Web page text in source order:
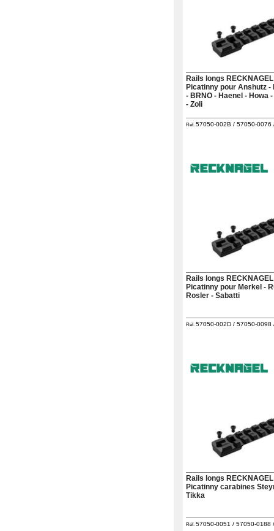
Rails longs
Picatinny pour Anshutz -
- BRNO - Haenel - Howa
- Zoli
Réf. 57050-002B / 57050-0076
Rails longs
Picatinny pour Merkel -
Rosler - Sabatti
Réf. 57050-002D / 57050-0098
Rails longs
Picatinny carabines
Tikka
Réf. 57050-0051 / 57050-0188